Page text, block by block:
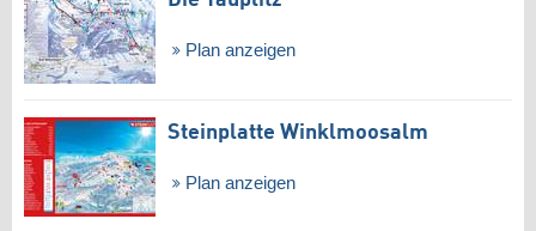
Plan anzeigen
Steinplatte Winklmoosalm
Plan anzeigen